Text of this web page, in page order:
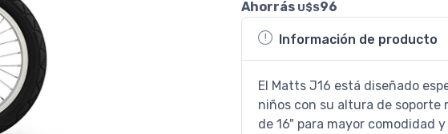
Ahorrás U$S96
Información de producto
El Matts J16 está diseñado
niños con su altura de soporte
de 16" para mayor comodidad